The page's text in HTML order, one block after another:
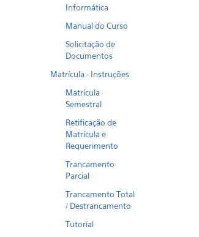
Informática
Manual do Curso
Solicitação de
Documentos
Matrícula - Instruções
Matrícula
Semestral
Retificação de
Matrícula e
Requerimento
Trancamento
Parcial
Trancamento Total
/ Destrancamento
Tutorial